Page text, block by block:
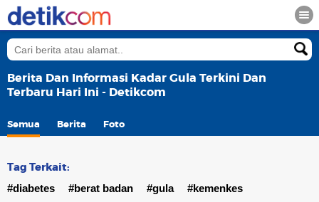
Berita Dan Informasi Kadar Gula Terkini Dan
Terbaru Hari Ini - Detikcom
Semua Berita Foto
Tag Terkait:
#diabetes #berat badan #gula
#kemenkes